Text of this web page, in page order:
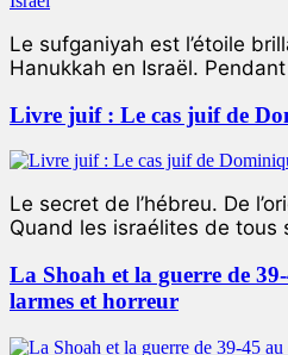
Le sufganiyah est l’étoile
Hanukkah en Israël.
Livre juif : Le cas juif de
Le secret de l’hébreu. De
Quand les israélites de tous
La Shoah et la guerre de
larmes et horreur